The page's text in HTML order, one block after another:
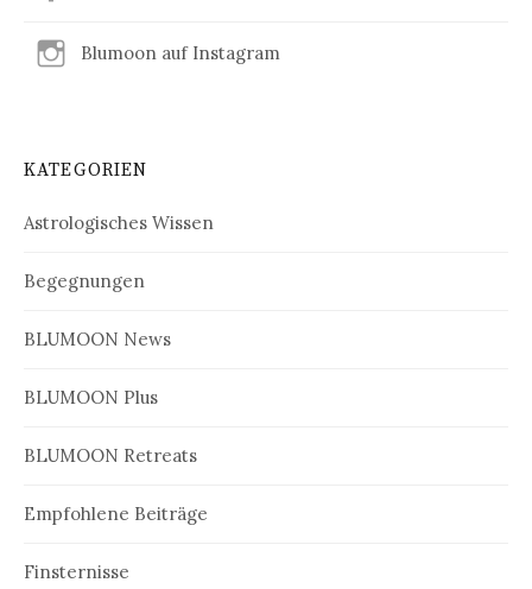
Blumoon auf Instagram
KATEGORIEN
Astrologisches Wissen
Begegnungen
BLUMOON News
BLUMOON Plus
BLUMOON Retreats
Empfohlene Beiträge
Finsternisse